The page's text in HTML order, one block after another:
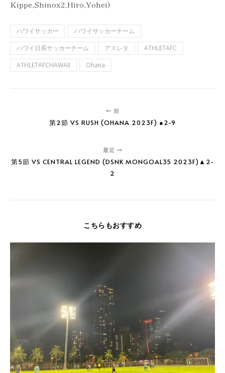
Kippe,Shinox2,Hiro,Yohei)
ハワイサッカー
ハワイサッカーチーム
ハワイ日系サッカーチーム
アスレタ
ATHLETAFC
ATHLETAFCHAWAII
Ohana
前
第2節 VS RUSH (OHANA 2023F) ●2-9
最近
第5節 VS CENTRAL LEGEND (DSNK MONGOAL35 2023F)▲2-
2
こちらもおすすめ